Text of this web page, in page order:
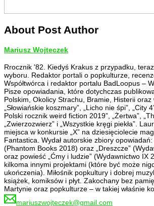
About Post Author
Mariusz Wojteczek
Rrocznik '82. Kiedyś Krakus z przypadku,
wyboru. Redaktor portali o popkulturze,
Współtwórca i redaktor portalu BadLoopus –
Pisze opowiadania, które dotychczas
Polskim, Okolicy Strachu, Bramie, Histerii
„Słowiańskie koszmary”, „Licho nie śpi”, „City
Polski rocznik weird fiction 2019”, „Żertwa”,
„Zwierzozwierz” i „Wszystkie kręgi piekła”.
miejsca w konkursie „X” na dziesięciolecie
Fantastica. Wydał autorskie zbiory
(Phantom Books 2018) oraz „Dreszcze”
oraz powieść „Ćmy i ludzie” (Wydawnictwo IX
kilkoma innymi projektami (które być może
ukończenia). Miłośnik popkultury i dobrej
książek, komiksów i płyt. Zakochany bez
Martynie oraz popkulturze – w takiej właśnie
mariuszwojteczek@gmail.com